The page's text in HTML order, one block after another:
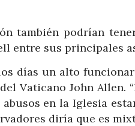
también podrían
entre sus principales
días un alto
Vaticano John Allen.
en la Iglesia
diría que es